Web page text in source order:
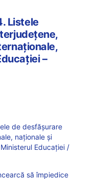
Listele
–
de desfășurare
naționale și
Educației /
să împiedice